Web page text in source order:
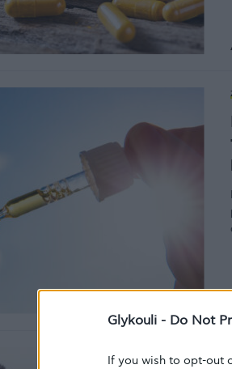
Glykouli - Do Not
If you wish to opt-out